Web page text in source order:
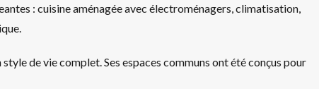
: cuisine aménagée avec électroménagers, climatisation,
de vie complet. Ses espaces communs ont été conçus pour